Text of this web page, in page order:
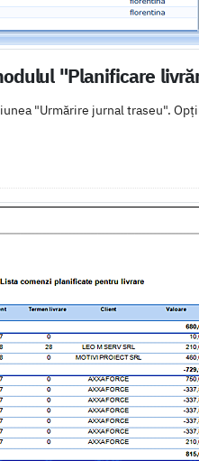
"Planificare
"Urmărire jurnal traseu".